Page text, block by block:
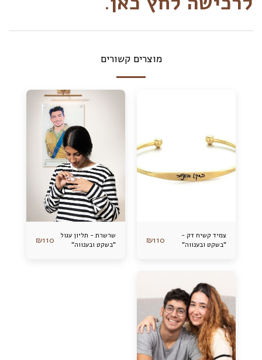
מוצרים קשורים
צמיד קשיח דק -
"בשקט ובענווה"
₪110
שרשרת - תליון עגול
"בשקט ובענווה"
₪110